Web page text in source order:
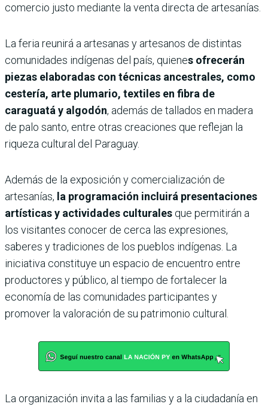
comercio justo mediante la venta directa de artesanías.
La feria reunirá a artesanas y artesanos de distintas
comunidades indígenas del país, quienes ofrecerán
piezas elaboradas con técnicas ancestrales, como
cestería, arte plumario, textiles en fibra de
caraguatá y algodón, además de tallados en madera
de palo santo, entre otras creaciones que reflejan la
riqueza cultural del Paraguay.
Además de la exposición y comercialización de
artesanías, la programación incluirá presentaciones
artísticas y actividades culturales que permitirán a
los visitantes conocer de cerca las expresiones,
saberes y tradiciones de los pueblos indígenas. La
iniciativa constituye un espacio de encuentro entre
productores y público, al tiempo de fortalecer la
economía de las comunidades participantes y
promover la valoración de su patrimonio cultural.
La organización invita a las familias y a la ciudadanía en